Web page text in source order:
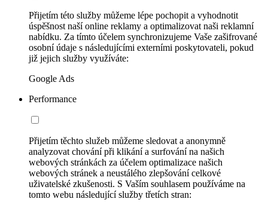
Přijetím této služby můžeme lépe pochopit a vyhodnotit
úspěšnost naší online reklamy a optimalizovat naši reklamní
nabídku. Za tímto účelem synchronizujeme Vaše zašifrované
osobní údaje s následujícími externími poskytovateli, pokud
již jejich služby využíváte:
Google Ads
Performance
Přijetím těchto služeb můžeme sledovat a anonymně
analyzovat chování při klikání a surfování na našich
webových stránkách za účelem optimalizace našich
webových stránek a neustálého zlepšování celkové
uživatelské zkušenosti. S Vaším souhlasem používáme na
tomto webu následující služby třetích stran: